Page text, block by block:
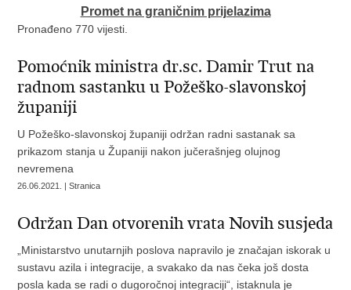
Promet na graničnim prijelazima
Pronađeno 770 vijesti.
Pomoćnik ministra dr.sc. Damir Trut na
radnom sastanku u Požeško-slavonskoj
županiji
U Požeško-slavonskoj županiji održan radni sastanak sa
prikazom stanja u Županiji nakon jučerašnjeg olujnog
nevremena
26.06.2021. | Stranica
Održan Dan otvorenih vrata Novih susjeda
„Ministarstvo unutarnjih poslova napravilo je značajan iskorak u
sustavu azila i integracije, a svakako da nas čeka još dosta
posla kada se radi o dugoročnoj integraciji“, istaknula je